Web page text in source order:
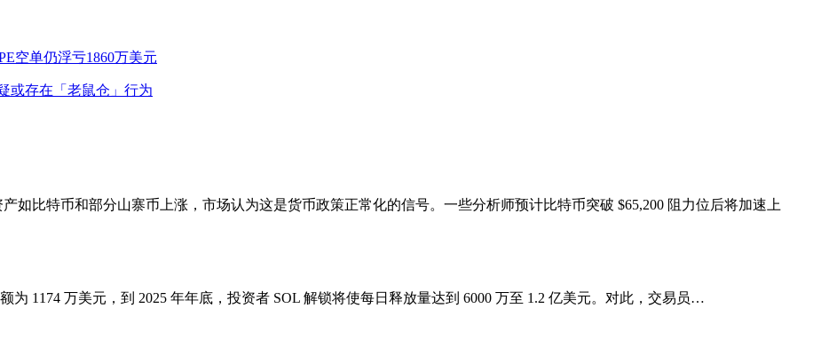
空单仍浮亏1860万美元
或存在「老鼠仓」行为
如比特币和部分山寨币上涨，市场认为这是货币政策正常化的信号。一些分析师预计比特币突破 $65,200 阻力位后将加速上
为 1174 万美元，到 2025 年年底，投资者 SOL 解锁将使每日释放量达到 6000 万至 1.2 亿美元。对此，交易员…